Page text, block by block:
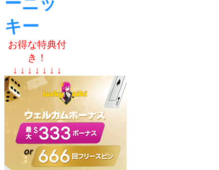
キー
お得な特典付
き！
↓ ↓ ↓ ↓ ↓ ↓ ↓